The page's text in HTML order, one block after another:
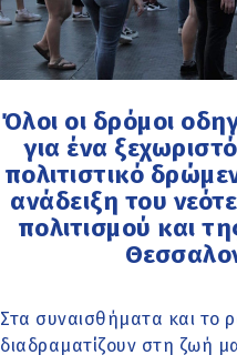
Όλοι οι δρόμοι
για ένα
πολιτιστικό
ανάδειξη του
πολιτισμού και
Στα συναισθήματα και το
διαδραματίζουν στη ζωή